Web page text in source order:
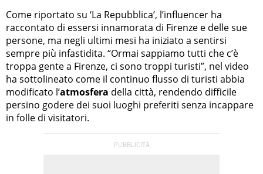
Come riportato su ‘La Repubblica’, l’influencer ha
raccontato di essersi innamorata di Firenze e delle sue
persone, ma negli ultimi mesi ha iniziato a sentirsi
sempre più infastidita. “Ormai sappiamo tutti che c’è
troppa gente a Firenze, ci sono troppi turisti”, nel video
ha sottolineato come il continuo flusso di turisti abbia
modificato l’atmosfera della città, rendendo difficile
persino godere dei suoi luoghi preferiti senza incappare
in folle di visitatori.